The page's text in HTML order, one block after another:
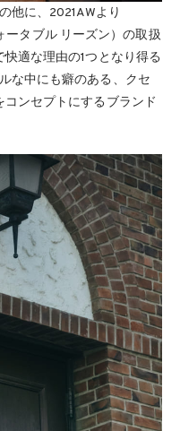
他に、2021AWより
ータブル リーズン）の取扱
適な理由の1つとなり得る
な中にも癖のある、クセ
ンセプトにするブランド